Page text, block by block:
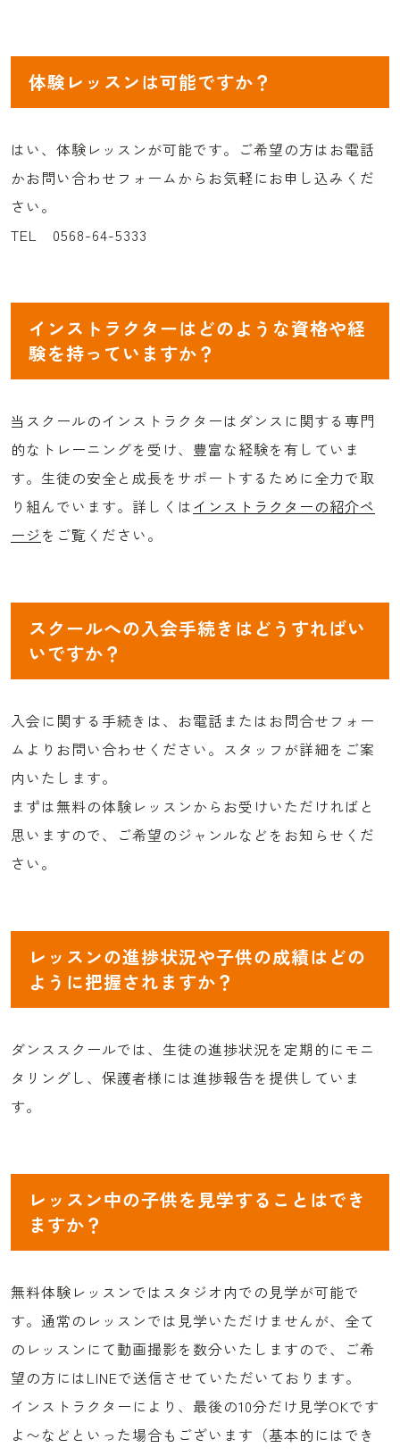
体験レッスンは可能ですか？
はい、体験レッスンが可能です。ご希望の方はお電話
かお問い合わせフォームからお気軽にお申し込みくだ
さい。
TEL 0568-64-5333
インストラクターはどのような資格や経
験を持っていますか？
当スクールのインストラクターはダンスに関する専門
的なトレーニングを受け、豊富な経験を有していま
す。生徒の安全と成長をサポートするために全力で取
り組んでいます。詳しくはインストラクターの紹介ペ
ージをご覧ください。
スクールへの入会手続きはどうすればい
いですか？
入会に関する手続きは、お電話またはお問合せフォー
ムよりお問い合わせください。スタッフが詳細をご案
内いたします。
まずは無料の体験レッスンからお受けいただければと
思いますので、ご希望のジャンルなどをお知らせくだ
さい。
レッスンの進捗状況や子供の成績はどの
ように把握されますか？
ダンススクールでは、生徒の進捗状況を定期的にモニ
タリングし、保護者様には進捗報告を提供していま
す。
レッスン中の子供を見学することはでき
ますか？
無料体験レッスンではスタジオ内での見学が可能で
す。通常のレッスンでは見学いただけませんが、全て
のレッスンにて動画撮影を数分いたしますので、ご希
望の方にはLINEで送信させていただいております。
インストラクターにより、最後の10分だけ見学OKです
よ〜などといった場合もございます（基本的にはでき